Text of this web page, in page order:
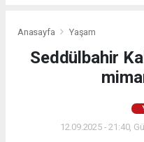
Anasayfa Yaşam
Seddülbahir
12.09.2025 - 21:40,